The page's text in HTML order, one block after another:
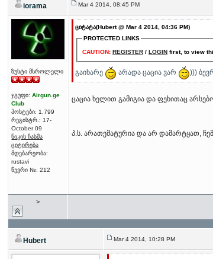
iorama Mar 4 2014, 08:45 PM
ზუსტი მსროლელი
ჯგუფი:Airgun.ge
Club
პოსტები: 1,799
რეგისტრ.: 17-
October 09
ნიკის ჩასმა
ციტირება
მდებარეობა:
rustavi
წევრი №: 212
ციტატა(Hubert @ Mar 4 2014, 04:36 PM)
PROTECTED LINKS
CAUTION: REGISTER/ LOGINfirst, to view
გაიხარე არადა ცაცია ვარ )))
ცაცია ხელით გამიგია და ფეხითაც
პ.ს. არათემატურია და არ დამარტყათ,
>
Hubert Mar 4 2014, 10:28 PM